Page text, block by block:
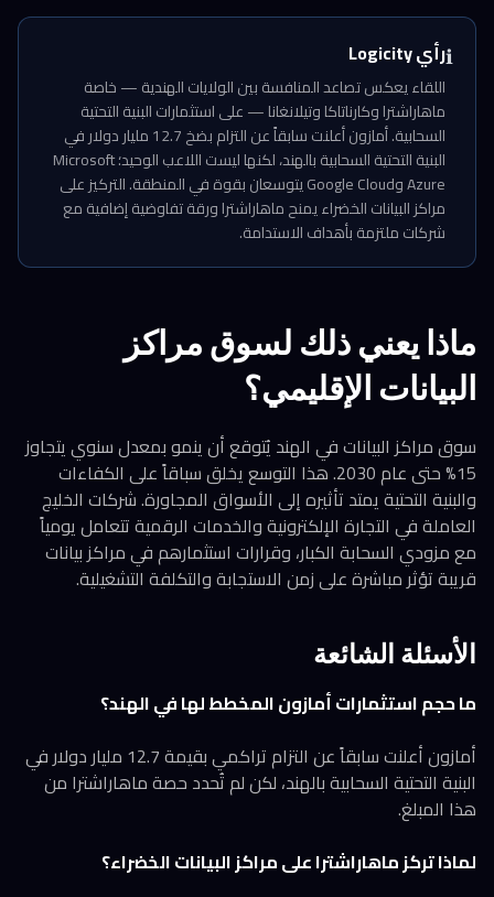
ℹ️رأي Logicity
اللقاء يعكس تصاعد المنافسة بين الولايات الهندية — خاصة
ماهاراشترا وكارناتاكا وتيلانغانا — على استثمارات البنية التحتية
السحابية. أمازون أعلنت سابقاً عن التزام بضخ 12.7 مليار دولار في
البنية التحتية السحابية بالهند، لكنها ليست اللاعب الوحيد؛ Microsoft
Azure وGoogle Cloud يتوسعان بقوة في المنطقة. التركيز على
مراكز البيانات الخضراء يمنح ماهاراشترا ورقة تفاوضية إضافية مع
شركات ملتزمة بأهداف الاستدامة.
ماذا يعني ذلك لسوق مراكز
البيانات الإقليمي؟
سوق مراكز البيانات في الهند يُتوقع أن ينمو بمعدل سنوي يتجاوز
15% حتى عام 2030. هذا التوسع يخلق سباقاً على الكفاءات
والبنية التحتية يمتد تأثيره إلى الأسواق المجاورة. شركات الخليج
العاملة في التجارة الإلكترونية والخدمات الرقمية تتعامل يومياً
مع مزودي السحابة الكبار، وقرارات استثمارهم في مراكز بيانات
قريبة تؤثر مباشرة على زمن الاستجابة والتكلفة التشغيلية.
الأسئلة الشائعة
ما حجم استثمارات أمازون المخطط لها في الهند؟
أمازون أعلنت سابقاً عن التزام تراكمي بقيمة 12.7 مليار دولار في
البنية التحتية السحابية بالهند، لكن لم تُحدد حصة ماهاراشترا من
هذا المبلغ.
لماذا تركز ماهاراشترا على مراكز البيانات الخضراء؟